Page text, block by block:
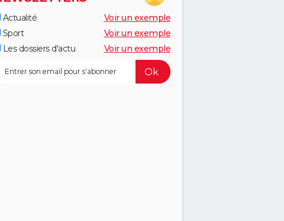
Actualité
Voir un exemple
Sport
Voir un exemple
Les dossiers d'actu
Voir un exemple